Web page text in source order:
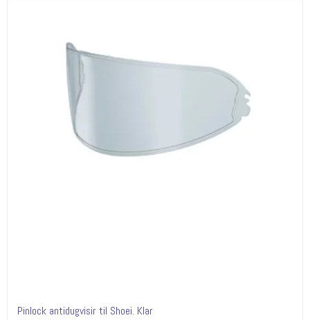
Pinlock antidugvisir til Shoei. Klar